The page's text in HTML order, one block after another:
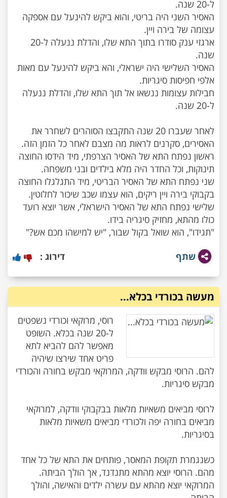
האסיר השני היה בריטי, והוא ביקש להינעל עם אספקה
ארגזי ענק סודרו בתוך התא שלו, והדלת ננעלה ל-20
האסיר השלישי היה ישראלי, והא ביקש להינעל עם מאות
חבילות עצומות ננשאו אל תוך התא שלו, והדלת ננעלה
לאחר שעברו 20 שנה התקבצו הסוהרים לשחרר את
ראשון נפתח התא של האסיר הצרפתי, מיד הידסו החוצה
שני נפתח התא של האסיר הבריטי, מיד התגלגלו החוצה
שלישי נפתח התא של האסיר הישראלי, אשר יוצא רועד
"תגידו", הוא שואל בקול שבור, "יש למישהו מכם אש?"
שתף
דירוג :
מעשה בכורדי בכלא...
רוסי, מרוקאי וכורדי נשפטים
ל-20 שנה בכלא. השופט
מאפשר להם להביא לתא
פריט אחד שירצו שיהיה
להם. הרוסי מבקש וודקה, המרוקאי מבקש בחורה והכורדי
לרוסי מביאים משאיות מלאות בבקבוקי וודקה, למרוקאי
מביאים בחורה יפה ולכורדי מביאים משאיות מלאות
כשנגמרת תקופת המאסר, פותחים את התא של כל אחד
מהם. הרוסי יוצא מהתא מתנדנד, אך הולך הביתה.
המרוקאי יוצא מהתא עם עשרה ילדים והאישה, והולך